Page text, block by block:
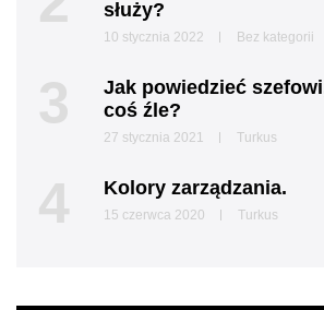
służy?
10 stycznia 2022 Bez kategorii
3
Jak powiedzieć
coś źle?
27 stycznia 2021 Turkus
4 Kolory zarządzania.
15 czerwca 2020 Turkus